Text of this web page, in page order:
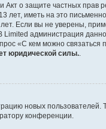
Акт о защите частных
иметь на это
Если вы не уверены,
Limited администрация
«С кем можно
юридической силы.
новых
конференции.